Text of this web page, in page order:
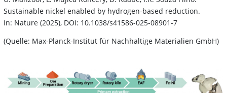
Sustainable nickel enabled by hydrogen-based reduction.
In: Nature (2025), DOI: 10.1038/s41586-025-08901-7
(Quelle: Max-Planck-Institut für Nachhaltige Materialien GmbH)